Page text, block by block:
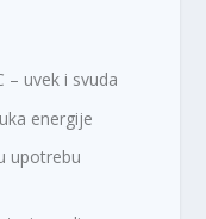
– uvek i svuda
energije
upotrebu